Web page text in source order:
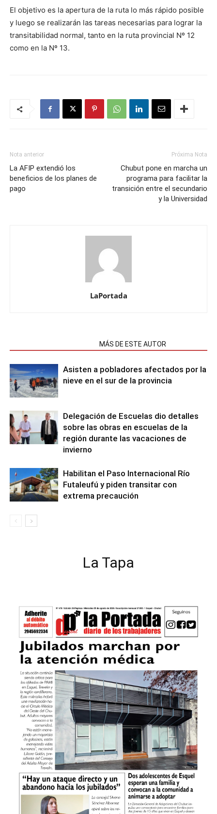
El objetivo es la apertura de la ruta lo más rápido posible
y luego se realizarán las tareas necesarias para lograr la
transitabilidad normal, tanto en la ruta provincial Nº 12
como en la Nº 13.
Nota anterior
La AFIP extendió los
beneficios de los planes de
pago
Próxima Nota
Chubut pone en marcha un
programa para facilitar la
transición entre el secundario
y la Universidad
LaPortada
MÁS DE ESTE AUTOR
Asisten a pobladores afectados por la
nieve en el sur de la provincia
Delegación de Escuelas dio detalles
sobre las obras en escuelas de la
región durante las vacaciones de
invierno
Habilitan el Paso Internacional Río
Futaleufú y piden transitar con
extrema precaución
La Tapa